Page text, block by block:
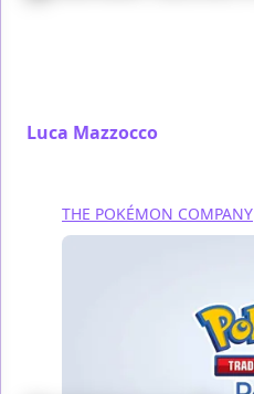
Luca Mazzocco
THE POKÉMON COMPANY